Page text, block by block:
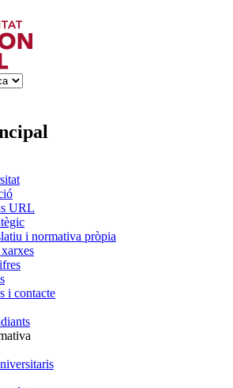
URL
i normativa pròpia
i contacte